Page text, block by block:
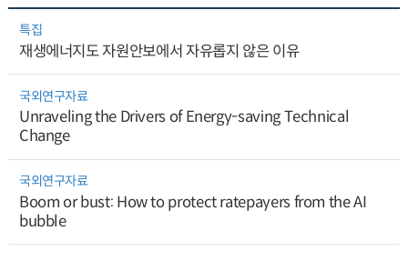
특집
재생에너지도 자원안보에서 자유롭지 않은 이유
국외연구자료
Unraveling the Drivers of Energy-saving Technical
Change
국외연구자료
Boom or bust: How to protect ratepayers from the AI
bubble